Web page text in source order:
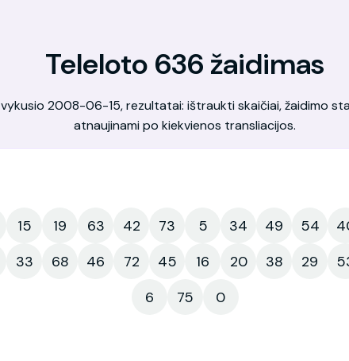
Teleloto 636 žaidimas
2008-06-15, rezultatai: ištraukti skaičiai, žaidimo
atnaujinami po kiekvienos transliacijos.
15 19 63 42 73 5 34 49 54
33 68 46 72 45 16 20 38 29
6
75 0